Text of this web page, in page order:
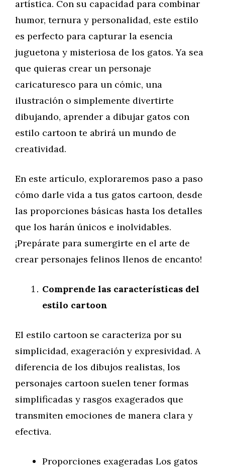
artística. Con su capacidad para combinar
humor, ternura y personalidad, este estilo
es perfecto para capturar la esencia
juguetona y misteriosa de los gatos. Ya sea
que quieras crear un personaje
caricaturesco para un cómic, una
ilustración o simplemente divertirte
dibujando, aprender a dibujar gatos con
estilo cartoon te abrirá un mundo de
creatividad.
En este artículo, exploraremos paso a paso
cómo darle vida a tus gatos cartoon, desde
las proporciones básicas hasta los detalles
que los harán únicos e inolvidables.
¡Prepárate para sumergirte en el arte de
crear personajes felinos llenos de encanto!
Comprende las características del
estilo cartoon
El estilo cartoon se caracteriza por su
simplicidad, exageración y expresividad. A
diferencia de los dibujos realistas, los
personajes cartoon suelen tener formas
simplificadas y rasgos exagerados que
transmiten emociones de manera clara y
efectiva.
Proporciones exageradas Los gatos